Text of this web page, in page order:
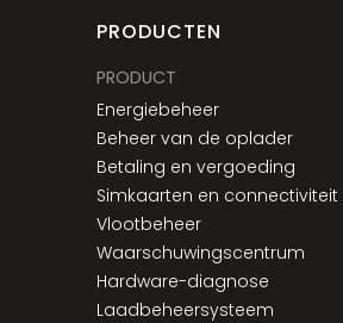
PRODUCTEN
PRODUCT
Energiebeheer
Beheer van de oplader
Betaling en vergoeding
Simkaarten en connectiviteit
Vlootbeheer
Waarschuwingscentrum
Hardware-diagnose
Laadbeheersysteem